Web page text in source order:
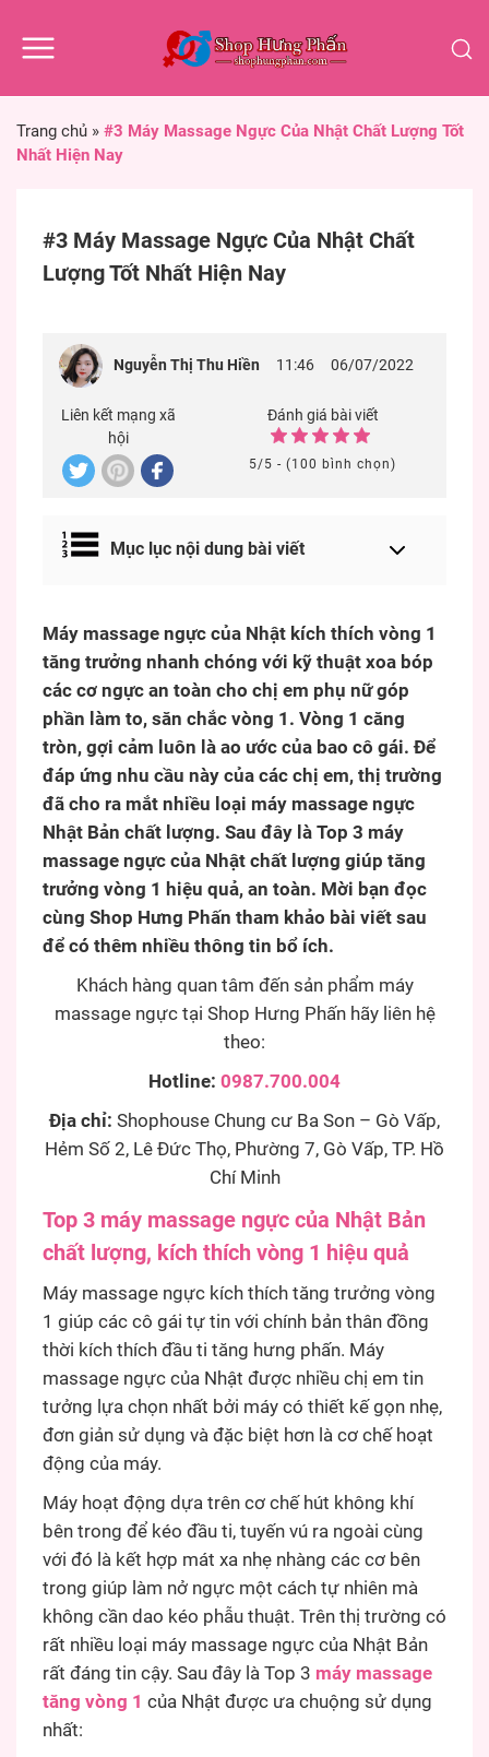
Trang chủ » #3 Máy Massage Ngực Của Nhật Chất Lượng Tốt
Nhất Hiện Nay
#3 Máy Massage Ngực Của Nhật Chất
Lượng Tốt Nhất Hiện Nay
Nguyễn Thị Thu Hiền 11:46 06/07/2022
Liên kết mạng xã
hội
Đánh giá bài viết
5/5 - (100 bình chọn)
Mục lục nội dung bài viết
Máy massage ngực của Nhật kích thích vòng 1
tăng trưởng nhanh chóng với kỹ thuật xoa bóp
các cơ ngực an toàn cho chị em phụ nữ góp
phần làm to, săn chắc vòng 1. Vòng 1 căng
tròn, gợi cảm luôn là ao ước của bao cô gái. Để
đáp ứng nhu cầu này của các chị em, thị trường
đã cho ra mắt nhiều loại máy massage ngực
Nhật Bản chất lượng. Sau đây là Top 3 máy
massage ngực của Nhật chất lượng giúp tăng
trưởng vòng 1 hiệu quả, an toàn. Mời bạn đọc
cùng Shop Hưng Phấn tham khảo bài viết sau
để có thêm nhiều thông tin bổ ích.
Khách hàng quan tâm đến sản phẩm máy
massage ngực tại Shop Hưng Phấn hãy liên hệ
theo:
Hotline: 0987.700.004
Địa chỉ: Shophouse Chung cư Ba Son – Gò Vấp,
Hẻm Số 2, Lê Đức Thọ, Phường 7, Gò Vấp, TP. Hồ
Chí Minh
Top 3 máy massage ngực của Nhật Bản
chất lượng, kích thích vòng 1 hiệu quả
Máy massage ngực kích thích tăng trưởng vòng
1 giúp các cô gái tự tin với chính bản thân đồng
thời kích thích đầu ti tăng hưng phấn. Máy
massage ngực của Nhật được nhiều chị em tin
tưởng lựa chọn nhất bởi máy có thiết kế gọn nhẹ,
đơn giản sử dụng và đặc biệt hơn là cơ chế hoạt
động của máy.
Máy hoạt động dựa trên cơ chế hút không khí
bên trong để kéo đầu ti, tuyến vú ra ngoài cùng
với đó là kết hợp mát xa nhẹ nhàng các cơ bên
trong giúp làm nở ngực một cách tự nhiên mà
không cần dao kéo phẫu thuật. Trên thị trường có
rất nhiều loại máy massage ngực của Nhật Bản
rất đáng tin cậy. Sau đây là Top 3 máy massage
tăng vòng 1 của Nhật được ưa chuộng sử dụng
nhất: